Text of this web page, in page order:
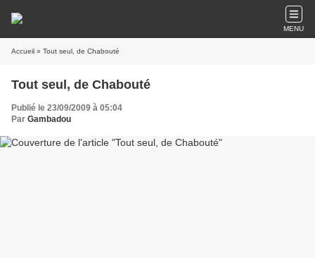
MENU
Accueil » Tout seul, de Chabouté
Tout seul, de Chabouté
Publié le 23/09/2009 à 05:04
Par Gambadou